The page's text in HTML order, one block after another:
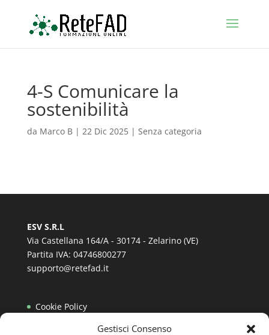
Gestisci Consenso
4-S Comunicare la
sostenibilità
da Marco B| 22 Dic 2025| Senza categoria
ESV S.R.L
Via Castellana 164/A - 30174 - Zelarino (VE)
Partita IVA: 04746800277
supporto@retefad.it
Cookie Policy